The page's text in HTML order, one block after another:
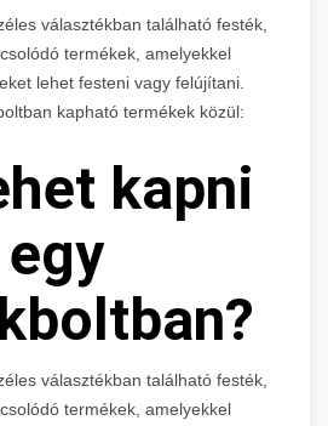
választékban található festék,
termékek, amelyekkel
lehet festeni vagy felújítani.
kapható termékek közül:
kapni
egy
választékban található festék,
termékek, amelyekkel